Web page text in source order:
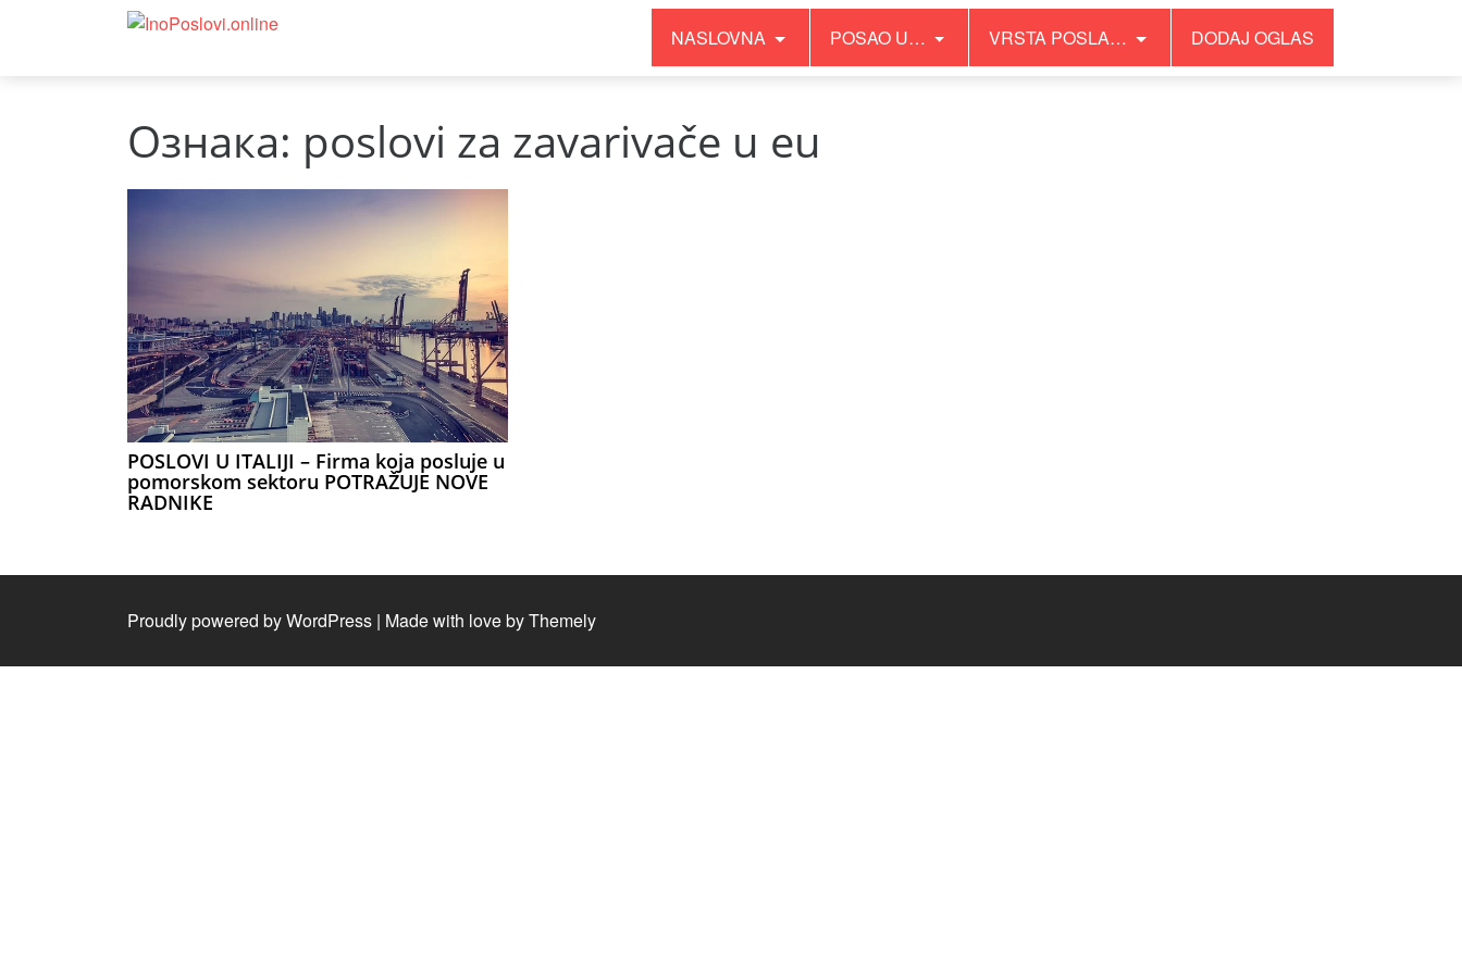
NASLOVNA POSAO U… VRSTA POSLA… DODAJ OGLAS
Ознака: poslovi za zavarivače u eu
POSLOVI U ITALIJI – Firma koja posluje u
pomorskom sektoru POTRAŽUJE NOVE
RADNIKE
Proudly powered by WordPress | Made with love byThemely